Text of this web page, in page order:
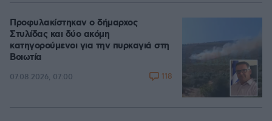
Προφυλακίστηκαν ο δήμαρχος
Στυλίδας και δύο ακόμη
κατηγορούμενοι για την πυρκαγιά στη
Βοιωτία
07.08.2026, 07:00 118